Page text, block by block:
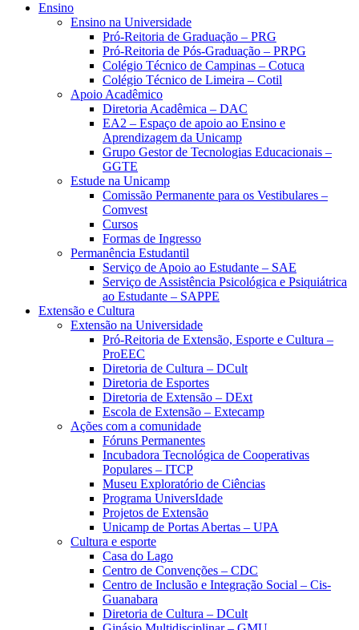
Ensino
Ensino na Universidade
Pró-Reitoria de Graduação – PRG
Pró-Reitoria de Pós-Graduação – PRPG
Colégio Técnico de Campinas – Cotuca
Colégio Técnico de Limeira – Cotil
Apoio Acadêmico
Diretoria Acadêmica – DAC
EA2 – Espaço de apoio ao Ensino e
Aprendizagem da Unicamp
Grupo Gestor de Tecnologias Educacionais –
GGTE
Estude na Unicamp
Comissão Permanente para os Vestibulares –
Comvest
Cursos
Formas de Ingresso
Permanência Estudantil
Serviço de Apoio ao Estudante – SAE
Serviço de Assistência Psicológica e Psiquiátrica
ao Estudante – SAPPE
Extensão e Cultura
Extensão na Universidade
Pró-Reitoria de Extensão, Esporte e Cultura –
ProEEC
Diretoria de Cultura – DCult
Diretoria de Esportes
Diretoria de Extensão – DExt
Escola de Extensão – Extecamp
Ações com a comunidade
Fóruns Permanentes
Incubadora Tecnológica de Cooperativas
Populares – ITCP
Museu Exploratório de Ciências
Programa UniversIdade
Projetos de Extensão
Unicamp de Portas Abertas – UPA
Cultura e esporte
Casa do Lago
Centro de Convenções – CDC
Centro de Inclusão e Integração Social – Cis-
Guanabara
Diretoria de Cultura – DCult